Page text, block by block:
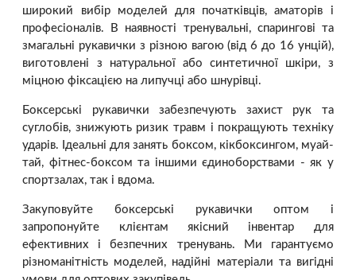
широкий вибір моделей для початківців, аматорів і
професіоналів. В наявності тренувальні, спарингові та
змагальні рукавички з різною вагою (від 6 до 16 унцій),
виготовлені з натуральної або синтетичної шкіри, з
міцною фіксацією на липучці або шнурівці.
Боксерські рукавички забезпечують захист рук та
суглобів, знижують ризик травм і покращують техніку
ударів. Ідеальні для занять боксом, кікбоксингом, муай-
тай, фітнес-боксом та іншими єдиноборствами - як у
спортзалах, так і вдома.
Закуповуйте боксерські рукавички оптом і
запропонуйте клієнтам якісний інвентар для
ефективних і безпечних тренувань. Ми гарантуємо
різноманітність моделей, надійні матеріали та вигідні